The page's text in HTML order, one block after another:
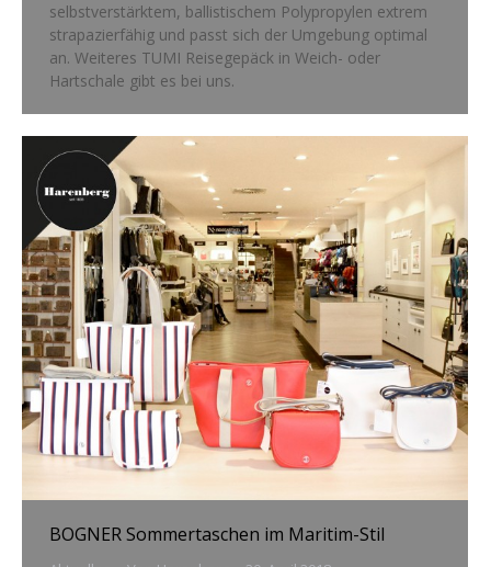
selbstverstärktem, ballistischem Polypropylen extrem
strapazierfähig und passt sich der Umgebung optimal
an. Weiteres TUMI Reisegepäck in Weich- oder
Hartschale gibt es bei uns.
BOGNER Sommertaschen im Maritim-Stil